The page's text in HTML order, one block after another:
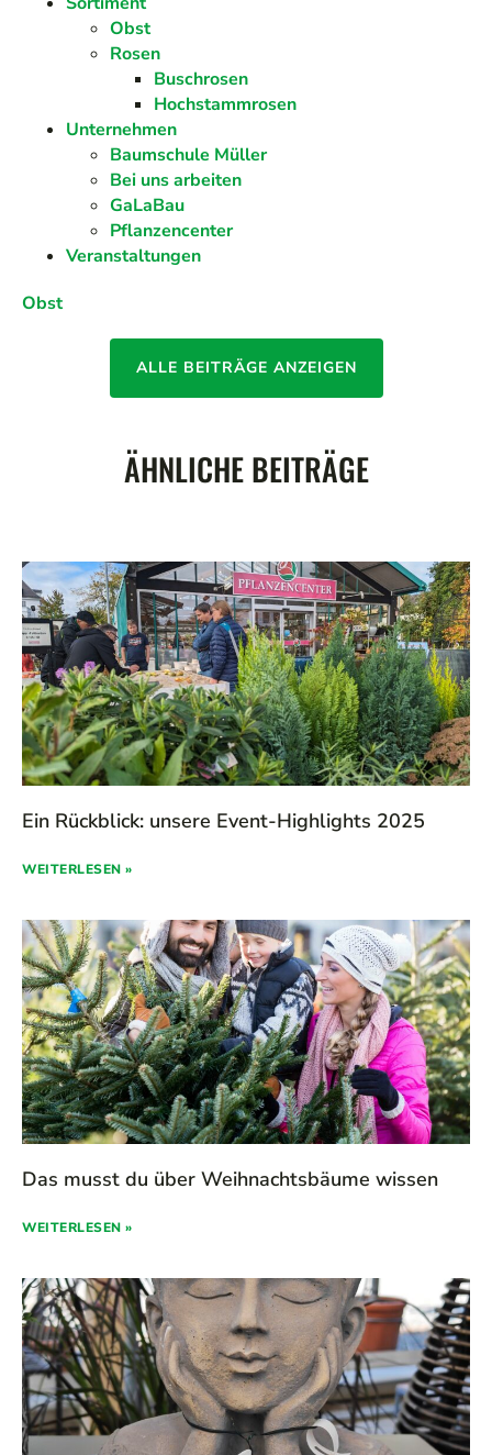
Obst
Rosen
Buschrosen
Hochstammrosen
Unternehmen
Baumschule Müller
Bei uns arbeiten
GaLaBau
Pflanzencenter
Veranstaltungen
Obst
ALLE BEITRÄGE ANZEIGEN
ÄHNLICHE BEITRÄGE
Ein Rückblick: unsere Event-Highlights 2025
WEITERLESEN »
Das musst du über Weihnachtsbäume wissen
WEITERLESEN »